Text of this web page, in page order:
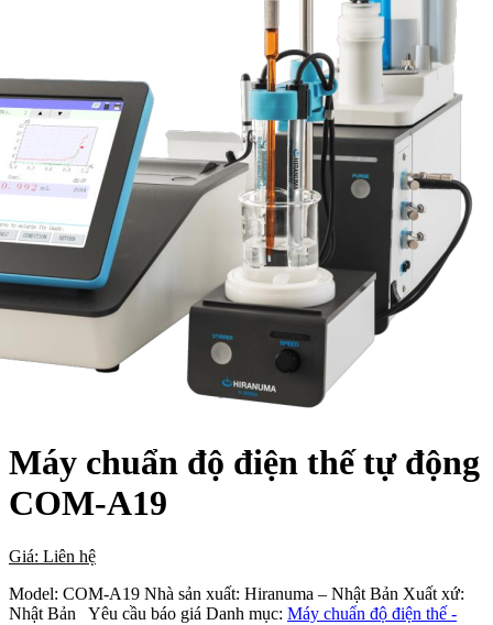
Máy chuẩn độ điện thế tự động
COM-A19
Giá: Liên hệ
Model: COM-A19 Nhà sản xuất: Hiranuma – Nhật Bản Xuất xứ:
Nhật Bản
Yêu cầu báo giá Danh mục: Máy chuẩn độ điện thế -